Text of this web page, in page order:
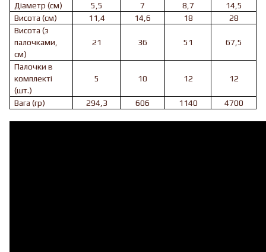
Діаметр (см)
5,5 7 8,7
14,5
Висота (см)
11,4 14,6 18
28
Висота (з
палочками,
см)
21 36 51 67,5
Палочки в
комплекті
(шт.)
5 10 12 12
Вага (гр) 294,3 606 1140 4700